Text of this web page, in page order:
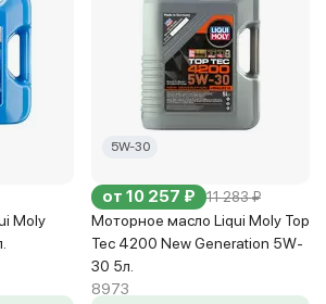
Moly
5W-30
от 10 257 ₽ 11 283 ₽
Моторное масло Liqui Moly Top
Tec 4200 New Generation 5W-
30 5л.
8973